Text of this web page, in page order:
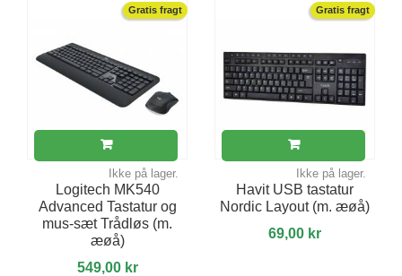
Gratis fragt
Ikke på lager.
Logitech MK540
Advanced Tastatur og
mus-sæt Trådløs (m.
æøå)
549,00 kr
Gratis fragt
Ikke på lager.
Havit USB tastatur
Nordic Layout (m. æøå)
69,00 kr